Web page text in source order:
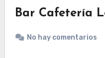
Bar Cafetería
No hay comentarios